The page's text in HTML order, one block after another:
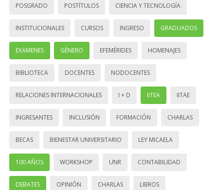
POSGRADO POSTÍTULOS CIENCIA Y TECNOLOGÍA
INSTITUCIONALES CURSOS INGRESO GRADUADOS
EXÁMENES GÉNERO EFEMÉRIDES HOMENAJES
BIBLIOTECA DOCENTES NODOCENTES
RELACIONES INTERNACIONALES I + D IITEA IITAE
INGRESANTES INCLUSIÓN FORMACIÓN CHARLAS
BECAS BIENESTAR UNIVERSITARIO LEY MICAELA
100 AÑOS WORKSHOP UNR CONTABILIDAD
DEBATES OPINIÓN CHARLAS LIBROS